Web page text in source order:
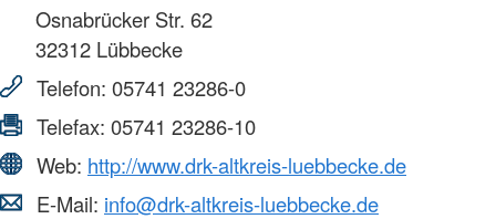
Osnabrücker Str. 62
32312 Lübbecke
Telefon: 05741 23286-0
Telefax: 05741 23286-10
Web: http://www.drk-altkreis-luebbecke.de
E-Mail: info@drk-altkreis-luebbecke.de